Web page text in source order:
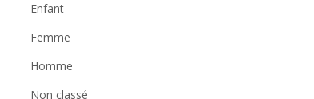
Enfant
Femme
Homme
Non classé